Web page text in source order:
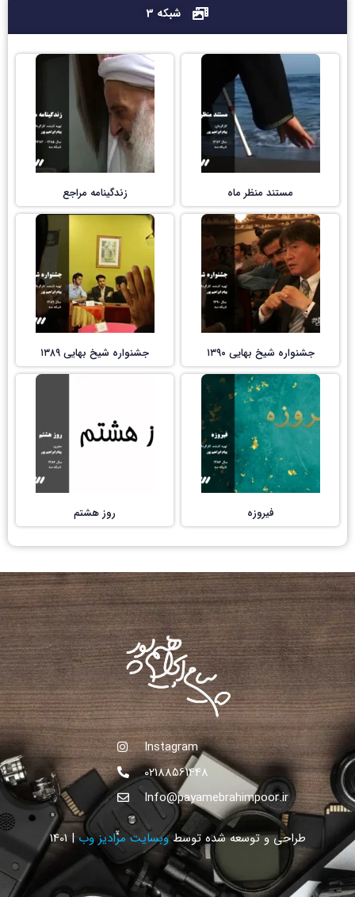
شبکه 3
مستند منظر ماه زندگینامه مراجع
جشنواره شیخ بهایی ۱۳۹۰ جشنواره شیخ بهایی ۱۳۸۹
فیروزه روز هشتم
Instagram
02188561448
Info@payamebrahimpoor.ir
طراحی و توسعه شده توسطوبسایت مرادیز وب| 1401